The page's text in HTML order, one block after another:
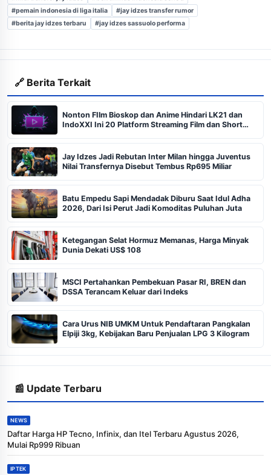
#pemain indonesia di liga italia
#jay idzes transfer rumor
#berita jay idzes terbaru
#jay idzes sassuolo performa
🔗 Berita Terkait
Nonton FIlm Bioskop dan Anime Hindari LK21 dan
IndoXXI Ini 20 Platform Streaming Film dan Short
Jay Idzes Jadi Rebutan Inter Milan hingga Juventus
Nilai Transfernya Disebut Tembus Rp695 Miliar
Batu Empedu Sapi Mendadak Diburu Saat Idul Adha
2026, Dari Isi Perut Jadi Komoditas Puluhan Juta
Ketegangan Selat Hormuz Memanas, Harga Minyak
Dunia Dekati US$ 108
MSCI Pertahankan Pembekuan Pasar RI, BREN dan
DSSA Terancam Keluar dari Indeks
Cara Urus NIB UMKM Untuk Pendaftaran Pangkalan
Elpiji 3kg, Kebijakan Baru Penjualan LPG 3 Kilogram
📰 Update Terbaru
NEWS
Daftar Harga HP Tecno, Infinix, dan Itel Terbaru Agustus 2026,
Mulai Rp999 Ribuan
IPTEK